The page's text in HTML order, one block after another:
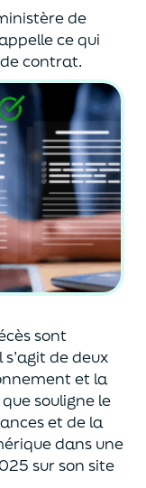
de
ce qui
contrat.
sont
de deux
et la
que souligne le
et de la
dans une
sur son site